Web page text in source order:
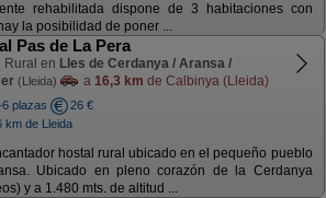
rehabilitada dispone de 3 habitaciones con
la posibilidad de poner ...
Pas de La Pera
Rural en Lles de Cerdanya / Aransa /
(Lleida) a 16,3 km de Calbinya (Lleida)
plazas
26 €
km de Lleida
hostal rural ubicado en el pequeño pueblo
Ubicado en pleno corazón de la Cerdanya
y a 1.480 mts. de altitud ...